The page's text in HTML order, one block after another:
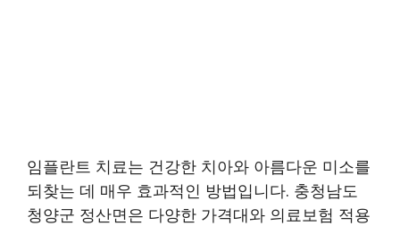
임플란트 치료는 건강한 치아와 아름다운 미소를
되찾는 데 매우 효과적인 방법입니다. 충청남도
청양군 정산면은 다양한 가격대와 의료보험 적용